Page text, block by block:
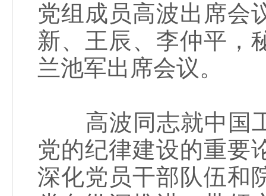
党组成员高波出席会
新、王辰、李仲平，
兰池军出席会议。
高波同志就中国工
党的纪律建设的重要
深化党员干部队伍和